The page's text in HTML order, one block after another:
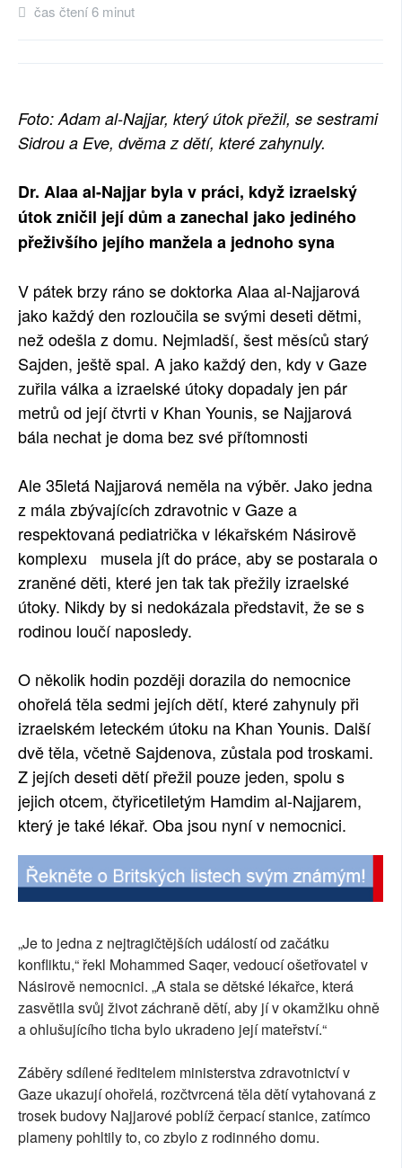
čas čtení 6 minut
Foto: Adam al-Najjar, který útok přežil, se sestrami
Sidrou a Eve, dvěma z dětí, které zahynuly.
Dr. Alaa al-Najjar byla v práci, když izraelský
útok zničil její dům a zanechal jako jediného
přeživšího jejího manžela a jednoho syna
V pátek brzy ráno se doktorka Alaa al-Najjarová
jako každý den rozloučila se svými deseti dětmi,
než odešla z domu. Nejmladší, šest měsíců starý
Sajden, ještě spal. A jako každý den, kdy v Gaze
zuřila válka a izraelské útoky dopadaly jen pár
metrů od její čtvrti v Khan Younis, se Najjarová
bála nechat je doma bez své přítomnosti
Ale 35letá Najjarová neměla na výběr. Jako jedna
z mála zbývajících zdravotnic v Gaze a
respektovaná pediatrička v lékařském Násirově
komplexu musela jít do práce, aby se postarala o
zraněné děti, které jen tak tak přežily izraelské
útoky. Nikdy by si nedokázala představit, že se s
rodinou loučí naposledy.
O několik hodin později dorazila do nemocnice
ohořelá těla sedmi jejích dětí, které zahynuly při
izraelském leteckém útoku na Khan Younis. Další
dvě těla, včetně Sajdenova, zůstala pod troskami.
Z jejích deseti dětí přežil pouze jeden, spolu s
jejich otcem, čtyřicetiletým Hamdim al-Najjarem,
který je také lékař. Oba jsou nyní v nemocnici.
„Je to jedna z nejtragičtějších událostí od začátku
konfliktu,“ řekl Mohammed Saqer, vedoucí ošetřovatel v
Násirově nemocnici. „A stala se dětské lékařce, která
zasvětila svůj život záchraně dětí, aby jí v okamžiku ohně
a ohlušujícího ticha bylo ukradeno její mateřství.“
Záběry sdílené ředitelem ministerstva zdravotnictví v
Gaze ukazují ohořelá, rozčtvrcená těla dětí vytahovaná z
trosek budovy Najjarové poblíž čerpací stanice, zatímco
plameny pohltily to, co zbylo z rodinného domu.